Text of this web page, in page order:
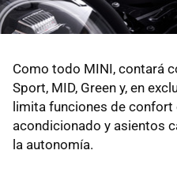
Como todo MINI, contará
Sport, MID, Green y, en
limita funciones de
acondicionado y asientos
la autonomía.